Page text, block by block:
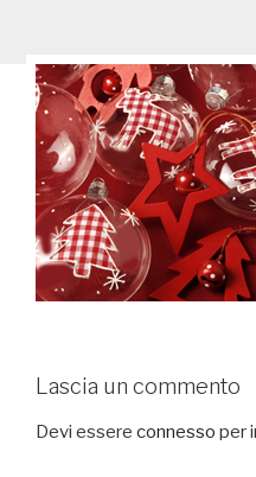
Lascia un commento
Devi essere connesso per